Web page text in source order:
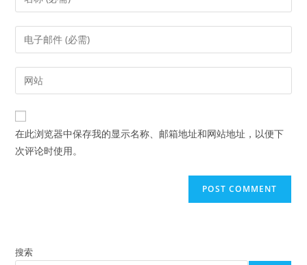
your
name
comment
Enter
your
email
address
comment
Enter
your
website
URL
(optional)
在此浏览器中保存我的显示名称、邮箱地址和网站地址，以便下
次评论时使用。
搜索